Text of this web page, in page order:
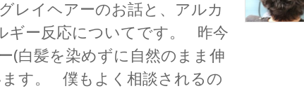
レイヘアーのお話と、アルカ
ギー反応についてです。 昨今
(白髪を染めずに自然のまま伸
す。 僕もよく相談されるの